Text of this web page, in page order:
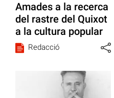
Amades a la recerca
del rastre del Quixot
a la cultura popular
Redacció